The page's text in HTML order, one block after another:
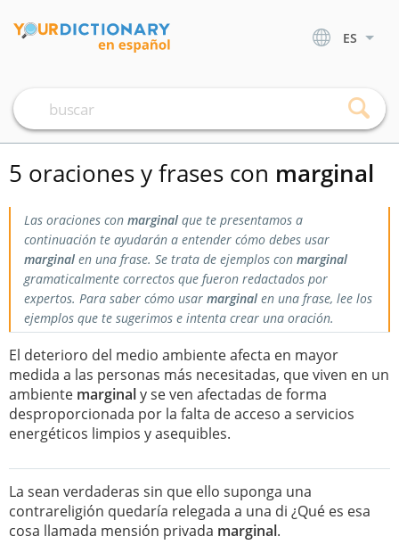
ES
5 oraciones y frases con marginal
Las oraciones con marginal que te presentamos a
continuación te ayudarán a entender cómo debes usar
marginal en una frase. Se trata de ejemplos con marginal
gramaticalmente correctos que fueron redactados por
expertos. Para saber cómo usar marginal en una frase, lee los
ejemplos que te sugerimos e intenta crear una oración.
El deterioro del medio ambiente afecta en mayor
medida a las personas más necesitadas, que viven en un
ambiente marginaly se ven afectadas de forma
desproporcionada por la falta de acceso a servicios
energéticos limpios y asequibles.
La sean verdaderas sin que ello suponga una
contrareligión quedaría relegada a una di ¿Qué es esa
cosa llamada mensión privada marginal.